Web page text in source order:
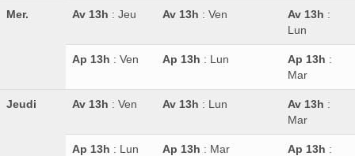
Mer. Av 13h : Jeu Av 13h : Ven Av 13h :
Lun
Ap 13h : Ven Ap 13h : Lun Ap 13h :
Mar
Jeudi Av 13h : Ven Av 13h : Lun Av 13h :
Mar
Ap 13h : Lun Ap 13h : Mar Ap 13h :